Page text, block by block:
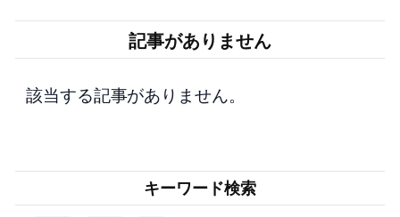
記事がありません
該当する記事がありません。
キーワード検索